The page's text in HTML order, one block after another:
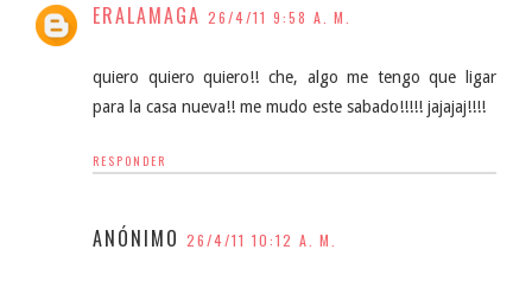
ERALAMAGA 26/4/11 9:58 A. M.
quiero quiero quiero!! che, algo me tengo que ligar
para la casa nueva!! me mudo este sabado!!!!! jajajaj!!!!
RESPONDER
ANÓNIMO 26/4/11 10:12 A. M.